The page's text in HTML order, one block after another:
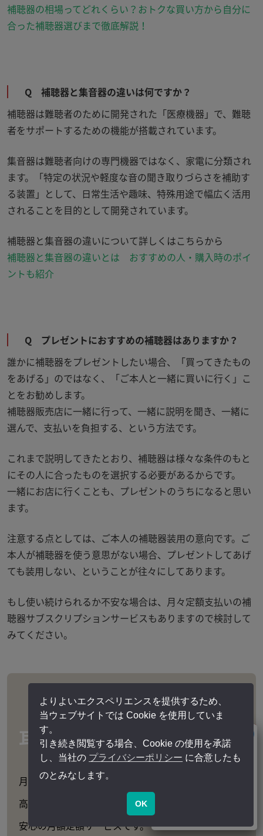
補聴器の相場ってどれくらい？おトクな買い方から自分に
合った補聴器選びまで徹底解説！
Q 補聴器と集音器の違いは何ですか？
補聴器は難聴者のために開発された「医療機器」で、難聴
者をサポートするための機能が搭載されています。
集音器は難聴者向けの専門機器ではなく、家電に分類され
ます。「特定の状況や軽度な音の聞き取りづらさを補助す
る装置」として、日常生活や趣味、特殊用途で幅広く活用
されることを目的として開発されています。
補聴器と集音器の違いについて詳しくはこちらから
補聴器と集音器の違いとは おすすめの人・購入時のポイ
ントも紹介
Q プレゼントにおすすめの補聴器はありますか？
誰かに補聴器をプレゼントしたい場合、「買ってきたもの
をあげる」のではなく、「ご本人と一緒に買いに行く」こ
とをお勧めします。
補聴器販売店に一緒に行って、一緒に説明を聞き、一緒に
選んで、支払いを負担する、という方法です。
これまで説明してきたとおり、補聴器は様々な条件のもと
にその人に合ったものを選択する必要があるからです。
一緒にお店に行くことも、プレゼントのうちになると思い
ます。
注意する点としては、ご本人の補聴器装用の意向です。ご
本人が補聴器を使う意思がない場合、プレゼントしてあげ
ても装用しない、ということが往々にしてあります。
もし使い続けられるか不安な場合は、月々定額支払いの補
聴器サブスクリプションサービスもありますので検討して
みてください。
耳より定額プラン
月々3,600円（税込）からの手頃な料金で
高性能の補聴器を使い続けられる
安心の月額定額サービスです。
よりよいエクスペリエンスを提供するため、
当ウェブサイトでは Cookie を使用していま
す。
引き続き閲覧する場合、Cookie の使用を承諾
し、当社の プライバシーポリシー に合意したも
のとみなします。
OK